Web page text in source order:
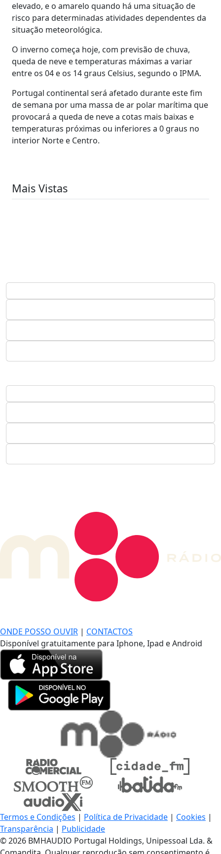
elevado, e o amarelo quando há uma situação de
risco para determinadas atividades dependentes da
situação meteorológica.
O inverno começa hoje, com previsão de chuva,
queda de neve e temperaturas máximas a variar
entre os 04 e os 14 graus Celsius, segundo o IPMA.
Portugal continental será afetado durante este fim
de semana por uma massa de ar polar marítima que
provocará a queda de neve a cotas mais baixas e
temperaturas próximas ou inferiores a 0 graus no
interior Norte e Centro.
Mais Vistas
ONDE POSSO OUVIR | CONTACTOS
Disponível gratuitamente para Iphone, Ipad e Android
Termos e Condições | Política de Privacidade | Cookies |
Transparência | Publicidade
© 2026 BMHAUDIO Portugal Holdings, Unipessoal Lda. &